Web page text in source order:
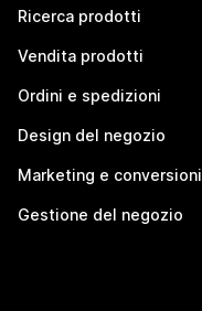
Ricerca prodotti
Vendita prodotti
Ordini e spedizioni
Design del negozio
Marketing e conversioni
Gestione del negozio